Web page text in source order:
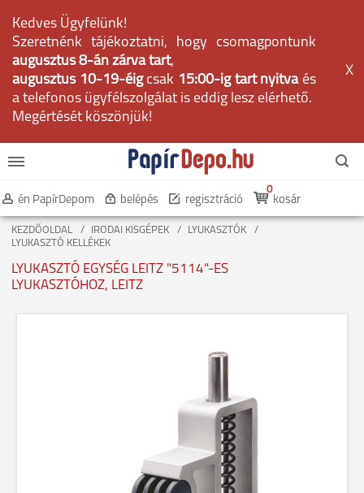
Kedves Ügyfelünk!
Szeretnénk tájékoztatni, hogy csomagpontunk
augusztus 8-án zárva tart,
augusztus 10-19-éig csak 15:00-ig tart nyitvaés
a telefonos ügyfélszolgálat is eddig lesz elérhető.
Megértését köszönjük!
X
én PapírDepom belépés regisztráció kosár
0
KEZDŐOLDAL IRODAI KISGÉPEK
LYUKASZTÓK
LYUKASZTÓ KELLÉKEK
LYUKASZTÓ EGYSÉG LEITZ "5114"-ES
LYUKASZTÓHOZ, LEITZ